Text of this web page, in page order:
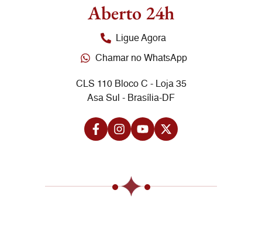
Aberto 24h
Ligue Agora
Chamar no WhatsApp
CLS 110 Bloco C - Loja 35
Asa Sul - Brasília-DF